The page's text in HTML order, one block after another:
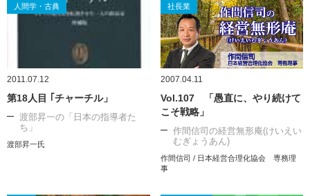
人間学・古典
2011.07.12
第18人目 ｢チャーチル」
渡部昇一の「日本の指導者た
ち」
渡部昇一氏
社長業
2007.04.11
Vol.107 「愚直に、やり続けて
こそ戦略」
作間信司の経営無形庵(けいえい
むぎょうあん)
作間信司 / 日本経営合理化協会 専務理
事